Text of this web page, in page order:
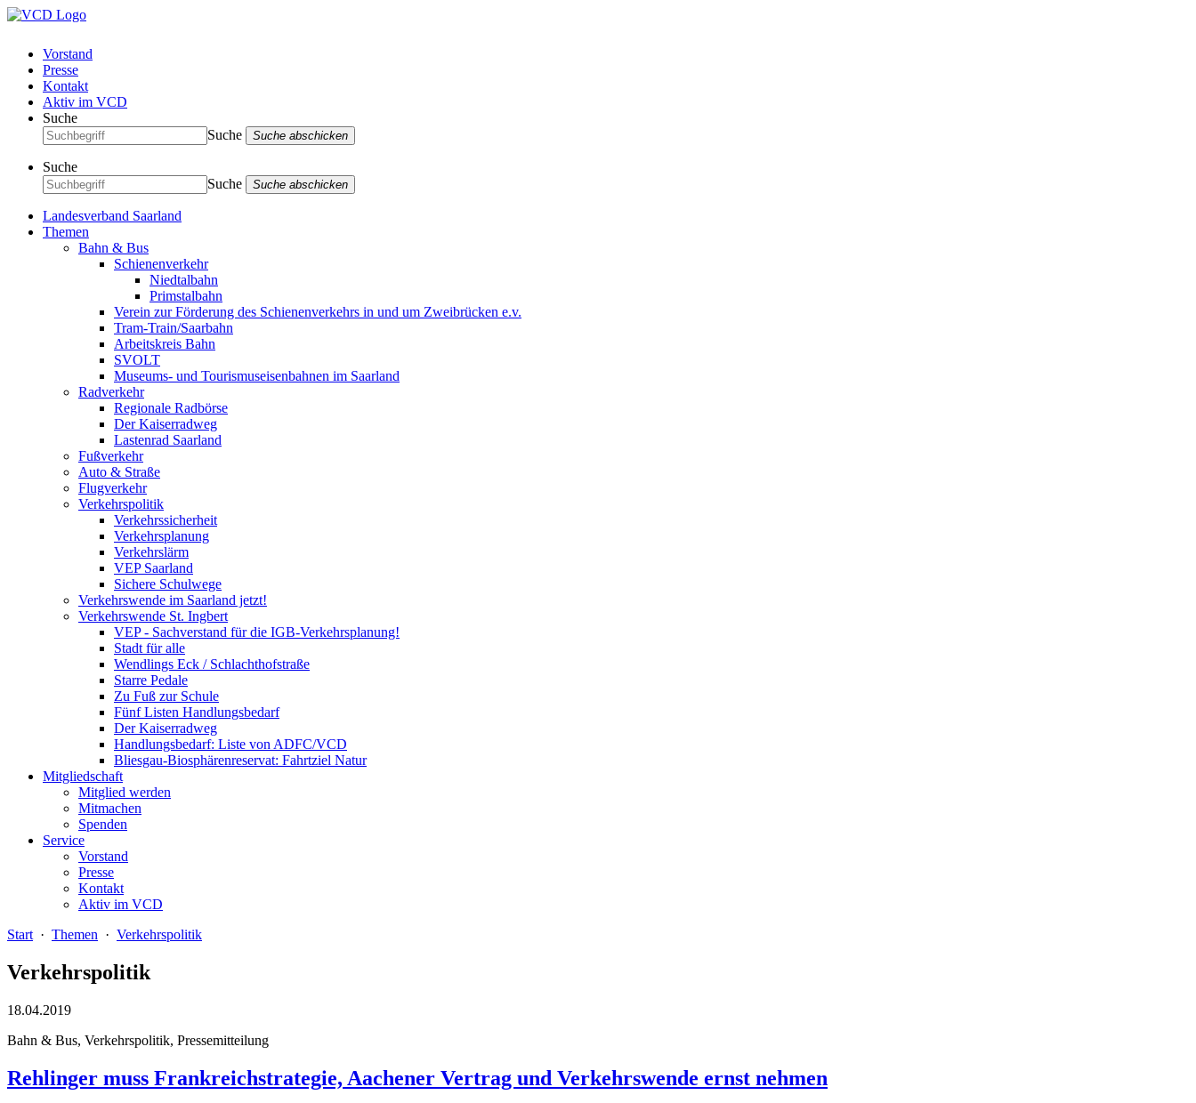
Vorstand
Presse
Kontakt
Aktiv im VCD
Suche
Suche
Suche abschicken
Suche
Suche
Suche abschicken
Landesverband Saarland
Themen
Bahn & Bus
Schienenverkehr
Niedtalbahn
Primstalbahn
Verein zur Förderung des Schienenverkehrs in und um Zweibrücken e.v.
Tram-Train/Saarbahn
Arbeitskreis Bahn
SVOLT
Museums- und Tourismuseisenbahnen im Saarland
Radverkehr
Regionale Radbörse
Der Kaiserradweg
Lastenrad Saarland
Fußverkehr
Auto & Straße
Flugverkehr
Verkehrspolitik
Verkehrssicherheit
Verkehrsplanung
Verkehrslärm
VEP Saarland
Sichere Schulwege
Verkehrswende im Saarland jetzt!
Verkehrswende St. Ingbert
VEP - Sachverstand für die IGB-Verkehrsplanung!
Stadt für alle
Wendlings Eck / Schlachthofstraße
Starre Pedale
Zu Fuß zur Schule
Fünf Listen Handlungsbedarf
Der Kaiserradweg
Handlungsbedarf: Liste von ADFC/VCD
Bliesgau-Biosphärenreservat: Fahrtziel Natur
Mitgliedschaft
Mitglied werden
Mitmachen
Spenden
Service
Vorstand
Presse
Kontakt
Aktiv im VCD
Start · Themen · Verkehrspolitik
Verkehrspolitik
18.04.2019
Bahn & Bus, Verkehrspolitik, Pressemitteilung
Rehlinger muss Frankreichstrategie, Aachener Vertrag und Verkehrswende ernst nehmen